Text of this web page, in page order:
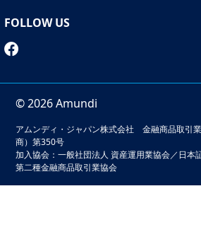
しかし、多くの投資家は自分の投資
影響を与えることができるかを理解
動はあらゆるレベルで取り組むべき
投資を始めるべきかがわかっていな
企業が2℃目標に対応しているかが判
初の良い切り口だと言えます。これ
ートフォリオ分析に用いる気候変動
温度スコアを導入した理由です。こ
FOLLOW US
© 2026 Amundi
アムンディ・ジャパン株式会社 金融商品取引
商）第350号
加入協会：一般社団法人 資産運用業協会／日本
第二種金融商品取引業協会